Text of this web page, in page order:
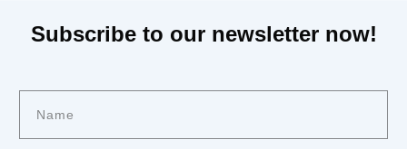
Subscribe to our newsletter now!